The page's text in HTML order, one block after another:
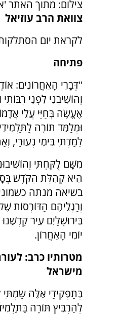
צילום: מתוך האתר
צוואת הרב עוזיאל
לקראת יום
פתיחה
"דְּבָרַי הָאַחֲרוֹנִים:
וְהוֹשִׁיבַנִי לִפְנֵי
אֶעֱשֶׂה בְּחַיַּי עֲלֵי
וּמְלַמֵּד תּוֹרָה
לָמַדְתִּי בִּימֵי נְעוּרַי,
מִשָּׁם לֻקַּחְתִּי
הִיא קְהִלַּת הַקֹּדֶשׁ
בשיאה מנתה
וְרַגְלֵיהֶם הַדּוֹרְסוֹת
בִּירוּשָׁלַיִם עִיר
יוֹמִי הָאַחֲרוֹן.
מטרותיו כרב:
מישראל
בְּתַפְקִידַי אֵלֶּה שַׂמְתִּי
לְהַרְבִּיץ תּוֹרָה